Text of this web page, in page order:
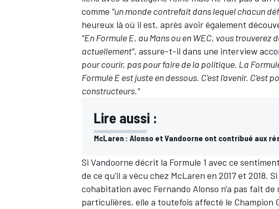
comme "un monde contrefait dans lequel chacun
heureux là où il est, après avoir également
"En Formule E, au Mans ou en WEC, vous
actuellement", assure-t-il dans une interview
pour courir, pas pour faire de la politique. La
Formule E est juste en dessous. C'est l'avenir. C'est
constructeurs."
Lire aussi :
McLaren : Alonso et Vandoorne ont contribué aux
Si Vandoorne décrit la Formule 1 avec ce
de ce qu'il a vécu chez McLaren en 2017 et 2018.
cohabitation avec Fernando Alonso n'a pas fait de
particulières, elle a toutefois affecté le Champion